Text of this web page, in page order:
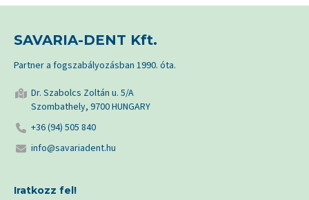
SAVARIA-DENT Kft.
Partner a fogszabályozásban 1990. óta.
Dr. Szabolcs Zoltán u. 5/A
Szombathely, 9700 HUNGARY
+36 (94) 505 840
info@savariadent.hu
Iratkozz fel!